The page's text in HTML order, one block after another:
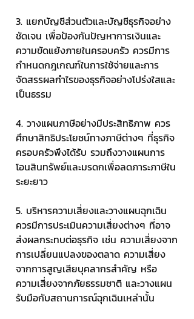
3. แยกบัญชีส่วนตัวและบัญชีธุรกิจอย่าง
ชัดเจน เพื่อป้องกันปัญหาการเงินและ
ความขัดแย้งภายในครอบครัว ควรมีการ
กำหนดกฎเกณฑ์ในการใช้จ่ายและการ
จัดสรรผลกำไรของธุรกิจอย่างโปร่งใสและ
เป็นธรรม
4. วางแผนภาษีอย่างมีประสิทธิภาพ ควร
ศึกษาสิทธิประโยชน์ทางภาษีต่างๆ ที่ธุรกิจ
ครอบครัวพึงได้รับ รวมถึงวางแผนการ
โอนสินทรัพย์และมรดกเพื่อลดภาระภาษีใน
ระยะยาว
5. บริหารความเสี่ยงและวางแผนฉุกเฉิน
ควรมีการประเมินความเสี่ยงต่างๆ ที่อาจ
ส่งผลกระทบต่อธุรกิจ เช่น ความเสี่ยงจาก
การเปลี่ยนแปลงของตลาด ความเสี่ยง
จากการสูญเสียบุคลากรสำคัญ หรือ
ความเสี่ยงจากภัยธรรมชาติ และวางแผน
รับมือกับสถานการณ์ฉุกเฉินเหล่านั้น